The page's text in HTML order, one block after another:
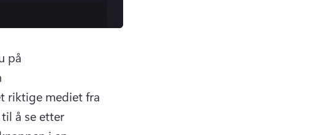
på
riktige mediet fra
å se etter